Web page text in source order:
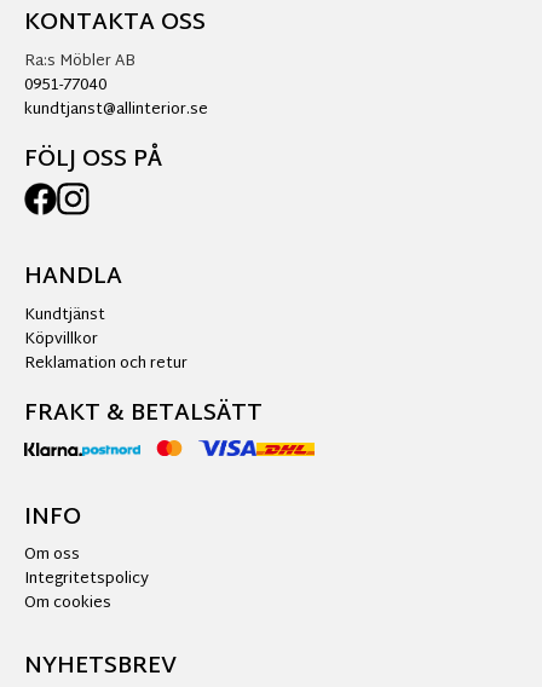
KONTAKTA OSS
Ra:s Möbler AB
0951-77040
kundtjanst@allinterior.se
FÖLJ OSS PÅ
HANDLA
Kundtjänst
Köpvillkor
Reklamation och retur
FRAKT & BETALSÄTT
INFO
Om oss
Integritetspolicy
Om cookies
NYHETSBREV